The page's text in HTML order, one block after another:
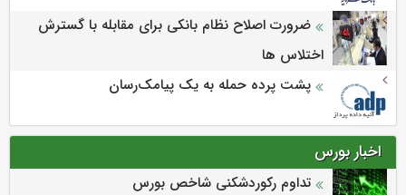
ضرورت اصلاح نظام بانکی برای مقابله با گسترش
اختلاس ها
پشت پرده حمله به یک پیامک‌رسان
اخبار بورس
تداوم رکوردشکنی شاخص بورس